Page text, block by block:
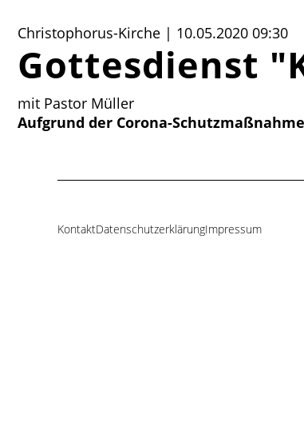
Christophorus-Kirche | 10.05.2020 09:30
Gottesdienst
mit Pastor Müller
Aufgrund der Corona-
Navigation
KontaktDatenschutzerklärungImpressum